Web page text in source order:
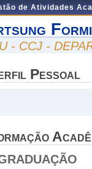
de Atividades
- CCJ -
Pessoal